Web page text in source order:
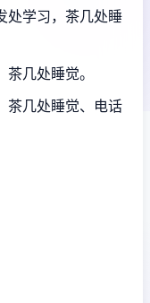
处学习，茶几处睡
几处睡觉。
茶几处睡觉、电话